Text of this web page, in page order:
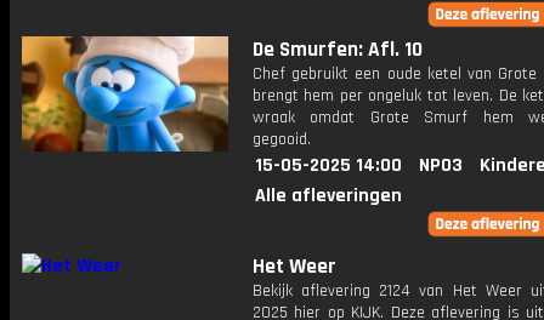
De Smurfen: Afl. 10
Chef gebruikt een oude ketel van
brengt hem per ongeluk tot leven. De
wraak omdat Grote Smurf hem
gegooid.
15-05-2025 14:00 NPO3
Alle afleveringen
Het Weer
Bekijk aflevering 2124 van Het Weer
2025 hier op KIJK. Deze aflevering is